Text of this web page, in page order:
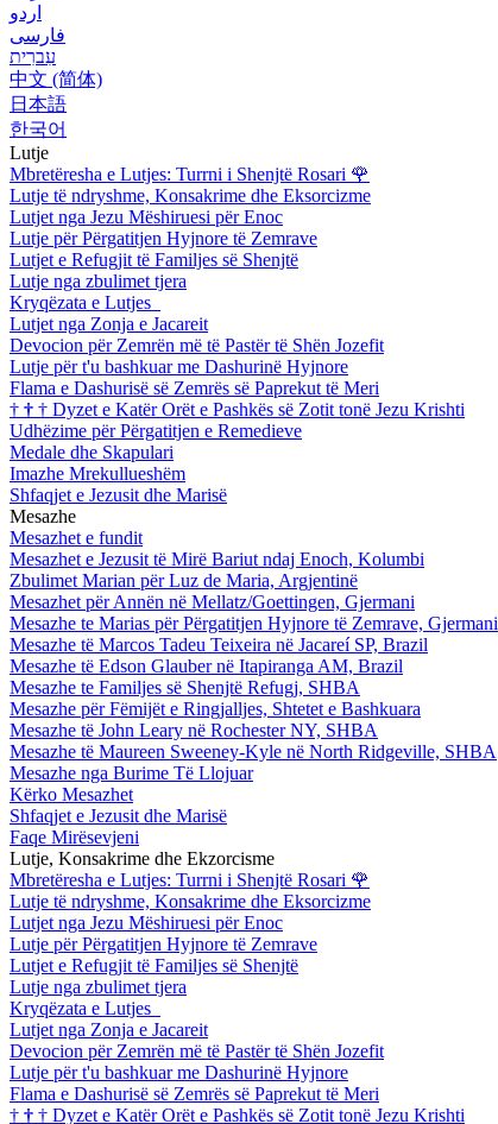
اردو
فارسی
עִברִית
中文 (简体)
日本語
한국어
Lutje
Mbretëresha e Lutjes: Turrni i Shenjtë Rosari 🌹
Lutje të ndryshme, Konsakrime dhe Eksorcizme
Lutjet nga Jezu Mëshiruesi për Enoc
Lutje për Përgatitjen Hyjnore të Zemrave
Lutjet e Refugjit të Familjes së Shenjtë
Lutje nga zbulimet tjera
Kryqëzata e Lutjes
Lutjet nga Zonja e Jacareit
Devocion për Zemrën më të Pastër të Shën Jozefit
Lutje për t'u bashkuar me Dashurinë Hyjnore
Flama e Dashurisë së Zemrës së Paprekut të Meri
† † † Dyzet e Katër Orët e Pashkës së Zotit tonë Jezu Krishti
Udhëzime për Përgatitjen e Remedieve
Medale dhe Skapulari
Imazhe Mrekullueshëm
Shfaqjet e Jezusit dhe Marisë
Mesazhe
Mesazhet e fundit
Mesazhet e Jezusit të Mirë Bariut ndaj Enoch, Kolumbi
Zbulimet Marian për Luz de Maria, Argjentinë
Mesazhet për Annën në Mellatz/Goettingen, Gjermani
Mesazhe te Marias për Përgatitjen Hyjnore të Zemrave, Gjermani
Mesazhe të Marcos Tadeu Teixeira në Jacareí SP, Brazil
Mesazhe të Edson Glauber në Itapiranga AM, Brazil
Mesazhe te Familjes së Shenjtë Refugj, SHBA
Mesazhe për Fëmijët e Ringjalljes, Shtetet e Bashkuara
Mesazhe të John Leary në Rochester NY, SHBA
Mesazhe të Maureen Sweeney-Kyle në North Ridgeville, SHBA
Mesazhe nga Burime Të Llojuar
Kërko Mesazhet
Shfaqjet e Jezusit dhe Marisë
Faqe Mirësevjeni
Lutje, Konsakrime dhe Ekzorcisme
Mbretëresha e Lutjes: Turrni i Shenjtë Rosari 🌹
Lutje të ndryshme, Konsakrime dhe Eksorcizme
Lutjet nga Jezu Mëshiruesi për Enoc
Lutje për Përgatitjen Hyjnore të Zemrave
Lutjet e Refugjit të Familjes së Shenjtë
Lutje nga zbulimet tjera
Kryqëzata e Lutjes
Lutjet nga Zonja e Jacareit
Devocion për Zemrën më të Pastër të Shën Jozefit
Lutje për t'u bashkuar me Dashurinë Hyjnore
Flama e Dashurisë së Zemrës së Paprekut të Meri
† † † Dyzet e Katër Orët e Pashkës së Zotit tonë Jezu Krishti